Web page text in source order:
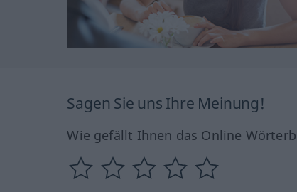
Sagen Sie uns Ihre Meinung!
Wie gefällt Ihnen das Online